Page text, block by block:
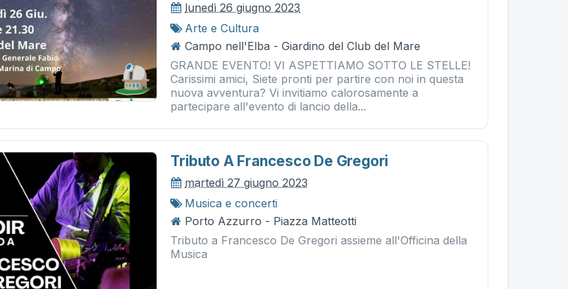
lunedì 26 giugno 2023
Arte e Cultura
Campo nell'Elba - Giardino del Club del Mare
GRANDE EVENTO! VI ASPETTIAMO SOTTO LE STELLE!
Carissimi amici, Siete pronti per partire con noi in questa
nuova avventura? Vi invitiamo calorosamente a
partecipare all'evento di lancio della...
Tributo A Francesco De Gregori
martedì 27 giugno 2023
Musica e concerti
Porto Azzurro - Piazza Matteotti
Tributo a Francesco De Gregori assieme all'Officina della
Musica